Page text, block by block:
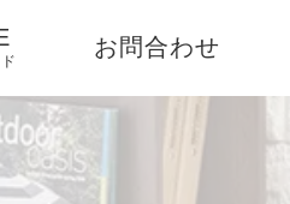
質問
引法に基づ
お問合わせ